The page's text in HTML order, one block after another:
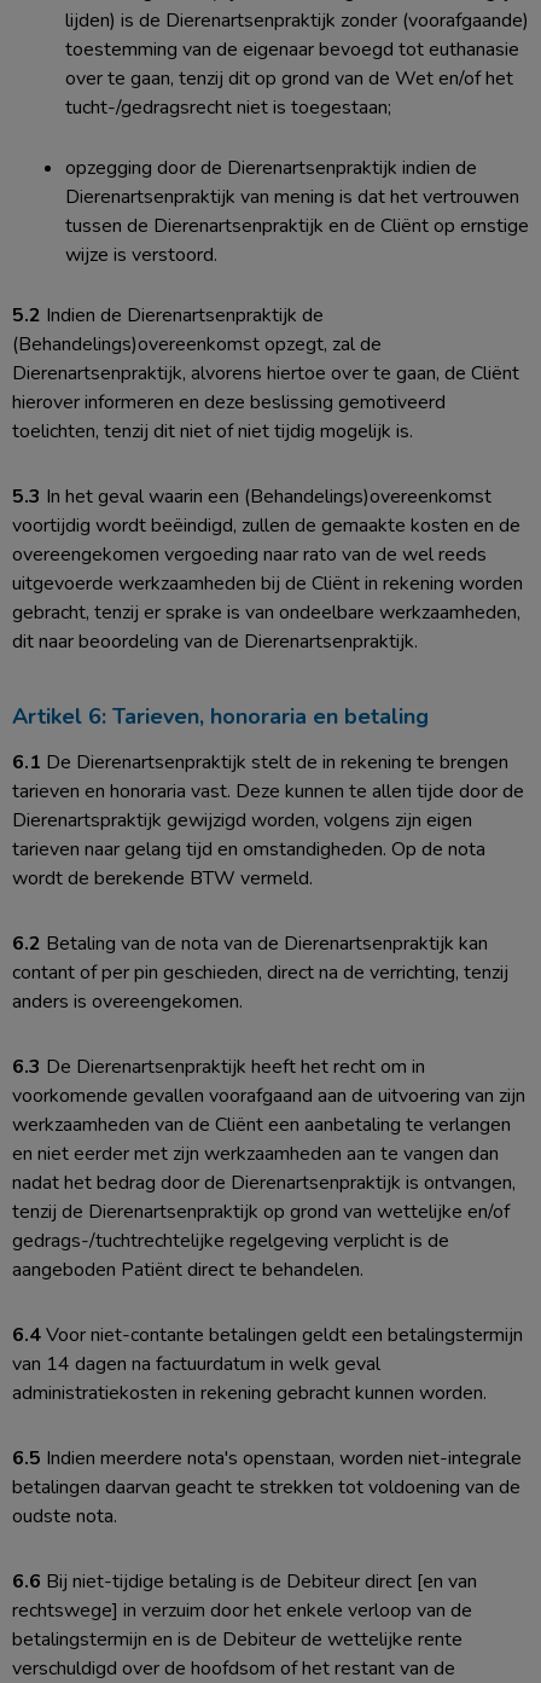
lijden) is de Dierenartsenpraktijk zonder (voorafgaande)
toestemming van de eigenaar bevoegd tot euthanasie
over te gaan, tenzij dit op grond van de Wet en/of het
tucht-/gedragsrecht niet is toegestaan;
opzegging door de Dierenartsenpraktijk indien de
Dierenartsenpraktijk van mening is dat het vertrouwen
tussen de Dierenartsenpraktijk en de Cliënt op ernstige
wijze is verstoord.
5.2 Indien de Dierenartsenpraktijk de
(Behandelings)overeenkomst opzegt, zal de
Dierenartsenpraktijk, alvorens hiertoe over te gaan, de Cliënt
hierover informeren en deze beslissing gemotiveerd
toelichten, tenzij dit niet of niet tijdig mogelijk is.
5.3 In het geval waarin een (Behandelings)overeenkomst
voortijdig wordt beëindigd, zullen de gemaakte kosten en de
overeengekomen vergoeding naar rato van de wel reeds
uitgevoerde werkzaamheden bij de Cliënt in rekening worden
gebracht, tenzij er sprake is van ondeelbare werkzaamheden,
dit naar beoordeling van de Dierenartsenpraktijk.
Artikel 6: Tarieven, honoraria en betaling
6.1 De Dierenartsenpraktijk stelt de in rekening te brengen
tarieven en honoraria vast. Deze kunnen te allen tijde door de
Dierenartspraktijk gewijzigd worden, volgens zijn eigen
tarieven naar gelang tijd en omstandigheden. Op de nota
wordt de berekende BTW vermeld.
6.2 Betaling van de nota van de Dierenartsenpraktijk kan
contant of per pin geschieden, direct na de verrichting, tenzij
anders is overeengekomen.
6.3 De Dierenartsenpraktijk heeft het recht om in
voorkomende gevallen voorafgaand aan de uitvoering van zijn
werkzaamheden van de Cliënt een aanbetaling te verlangen
en niet eerder met zijn werkzaamheden aan te vangen dan
nadat het bedrag door de Dierenartsenpraktijk is ontvangen,
tenzij de Dierenartsenpraktijk op grond van wettelijke en/of
gedrags-/tuchtrechtelijke regelgeving verplicht is de
aangeboden Patiënt direct te behandelen.
6.4Voor niet-contante betalingen geldt een betalingstermijn
van 14 dagen na factuurdatum in welk geval
administratiekosten in rekening gebracht kunnen worden.
6.5 Indien meerdere nota's openstaan, worden niet-integrale
betalingen daarvan geacht te strekken tot voldoening van de
oudste nota.
6.6 Bij niet-tijdige betaling is de Debiteur direct [en van
rechtswege] in verzuim door het enkele verloop van de
betalingstermijn en is de Debiteur de wettelijke rente
verschuldigd over de hoofdsom of het restant van de